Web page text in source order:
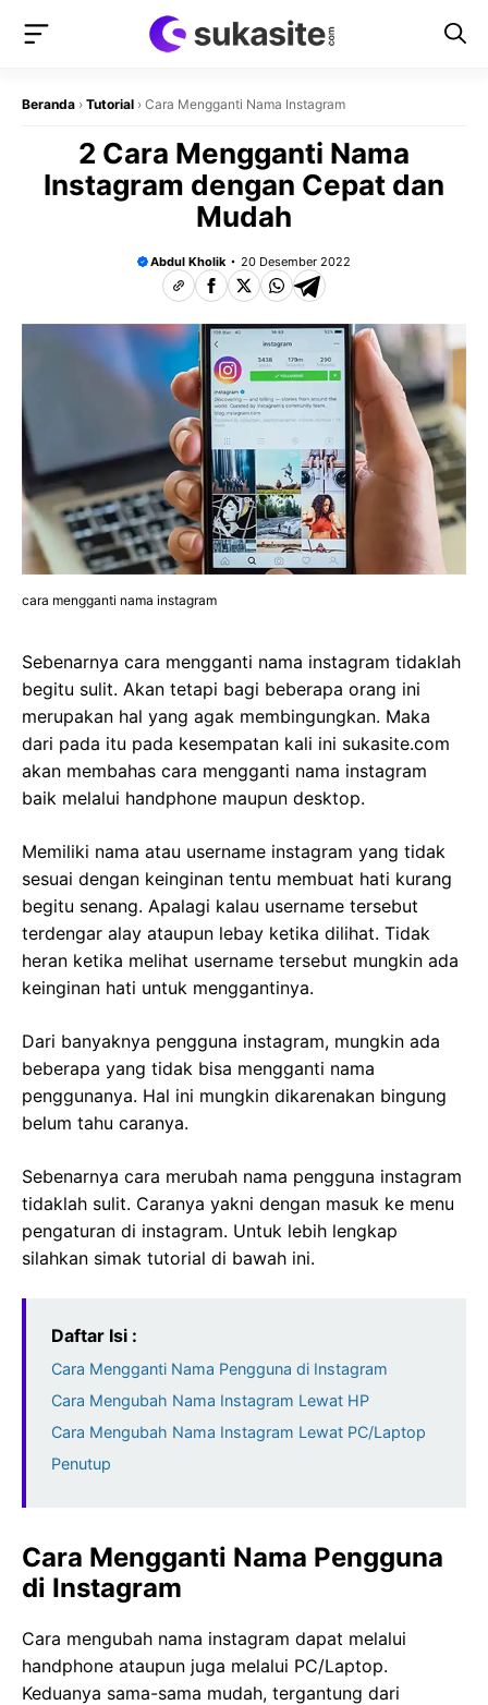
Beranda › Tutorial › Cara Mengganti Nama Instagram
2 Cara Mengganti Nama
Instagram dengan Cepat dan
Mudah
Abdul Kholik 20 Desember 2022
cara mengganti nama instagram
Sebenarnya cara mengganti nama instagram tidaklah
begitu sulit. Akan tetapi bagi beberapa orang ini
merupakan hal yang agak membingungkan. Maka
dari pada itu pada kesempatan kali ini sukasite.com
akan membahas cara mengganti nama instagram
baik melalui handphone maupun desktop.
Memiliki nama atau username instagram yang tidak
sesuai dengan keinginan tentu membuat hati kurang
begitu senang. Apalagi kalau username tersebut
terdengar alay ataupun lebay ketika dilihat. Tidak
heran ketika melihat username tersebut mungkin ada
keinginan hati untuk menggantinya.
Dari banyaknya pengguna instagram, mungkin ada
beberapa yang tidak bisa mengganti nama
penggunanya. Hal ini mungkin dikarenakan bingung
belum tahu caranya.
Sebenarnya cara merubah nama pengguna instagram
tidaklah sulit. Caranya yakni dengan masuk ke menu
pengaturan di instagram. Untuk lebih lengkap
silahkan simak tutorial di bawah ini.
Daftar Isi :
Cara Mengganti Nama Pengguna di Instagram
Cara Mengubah Nama Instagram Lewat HP
Cara Mengubah Nama Instagram Lewat PC/Laptop
Penutup
Cara Mengganti Nama Pengguna
di Instagram
Cara mengubah nama instagram dapat melalui
handphone ataupun juga melalui PC/Laptop.
Keduanya sama-sama mudah, tergantung dari